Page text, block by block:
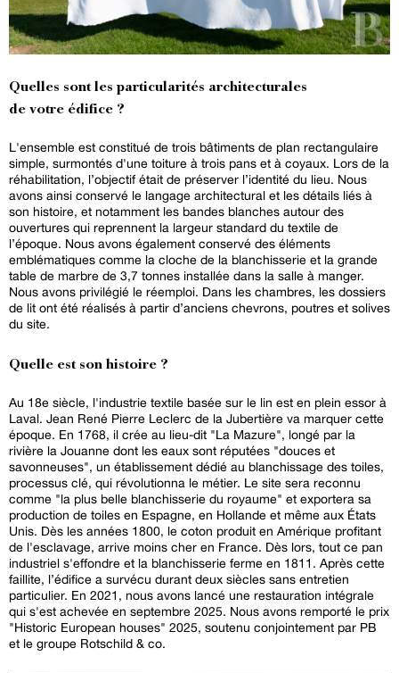
Quelles sont les particularités architecturales
de votre édifice ?
L'ensemble est constitué de trois bâtiments de plan rectangulaire
simple, surmontés d'une toiture à trois pans et à coyaux. Lors de la
réhabilitation, l’objectif était de préserver l’identité du lieu. Nous
avons ainsi conservé le langage architectural et les détails liés à
son histoire, et notamment les bandes blanches autour des
ouvertures qui reprennent la largeur standard du textile de
l’époque. Nous avons également conservé des éléments
emblématiques comme la cloche de la blanchisserie et la grande
table de marbre de 3,7 tonnes installée dans la salle à manger.
Nous avons privilégié le réemploi. Dans les chambres, les dossiers
de lit ont été réalisés à partir d’anciens chevrons, poutres et solives
du site.
Quelle est son histoire ?
Au 18e siècle, l'industrie textile basée sur le lin est en plein essor à
Laval. Jean René Pierre Leclerc de la Jubertière va marquer cette
époque. En 1768, il crée au lieu-dit "La Mazure", longé par la
rivière la Jouanne dont les eaux sont réputées "douces et
savonneuses", un établissement dédié au blanchissage des toiles,
processus clé, qui révolutionna le métier. Le site sera reconnu
comme "la plus belle blanchisserie du royaume" et exportera sa
production de toiles en Espagne, en Hollande et même aux États
Unis. Dès les années 1800, le coton produit en Amérique profitant
de l'esclavage, arrive moins cher en France. Dès lors, tout ce pan
industriel s'effondre et la blanchisserie ferme en 1811. Après cette
faillite, l’édifice a survécu durant deux siècles sans entretien
particulier. En 2021, nous avons lancé une restauration intégrale
qui s'est achevée en septembre 2025. Nous avons remporté le prix
"Historic European houses" 2025, soutenu conjointement par PB
et le groupe Rotschild & co.